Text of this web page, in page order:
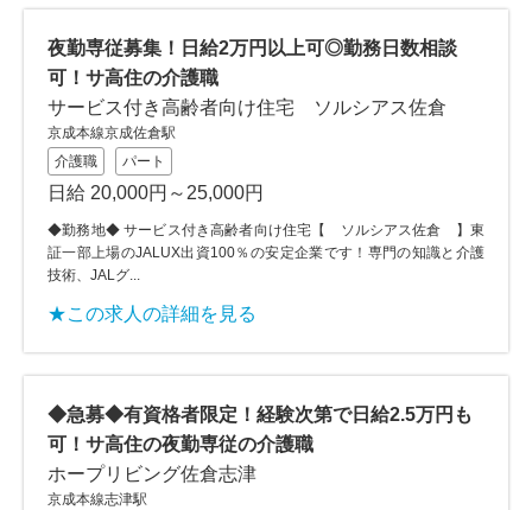
夜勤専従募集！日給2万円以上可◎勤務日数相談
可！サ高住の介護職
サービス付き高齢者向け住宅 ソルシアス佐倉
京成本線京成佐倉駅
介護職
パート
日給 20,000円～25,000円
◆勤務地◆ サービス付き高齢者向け住宅【 ソルシアス佐倉 】東
証一部上場のJALUX出資100％の安定企業です！専門の知識と介護
技術、JALグ...
★この求人の詳細を見る
◆急募◆有資格者限定！経験次第で日給2.5万円も
可！サ高住の夜勤専従の介護職
ホープリビング佐倉志津
京成本線志津駅